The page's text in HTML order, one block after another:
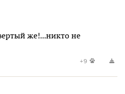
же!...никто не
+9